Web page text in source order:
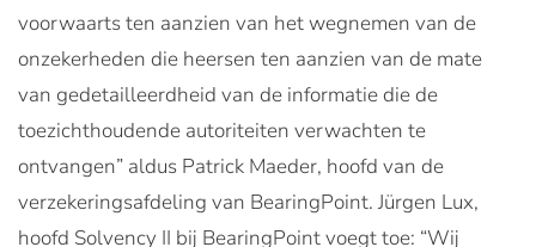
voorwaarts ten aanzien van het wegnemen van de
onzekerheden die heersen ten aanzien van de mate
van gedetailleerdheid van de informatie die de
toezichthoudende autoriteiten verwachten te
ontvangen” aldus Patrick Maeder, hoofd van de
verzekeringsafdeling van BearingPoint. Jürgen Lux,
hoofd Solvency II bij BearingPoint voegt toe: “Wij